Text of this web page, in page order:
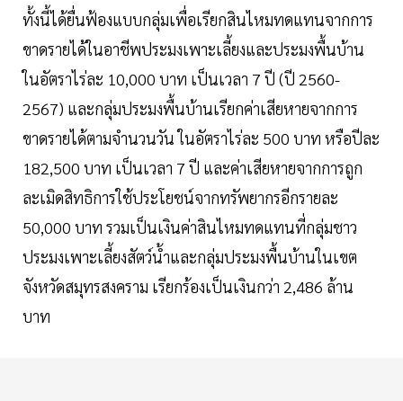
ทั้งนี้ได้ยื่นฟ้องแบบกลุ่มเพื่อเรียกสินไหมทดแทนจากการ
ขาดรายได้ในอาชีพประมงเพาะเลี้ยงและประมงพื้นบ้าน
ในอัตราไร่ละ 10,000 บาท เป็นเวลา 7 ปี (ปี 2560-
2567) และกลุ่มประมงพื้นบ้านเรียกค่าเสียหายจากการ
ขาดรายได้ตามจำนวนวัน ในอัตราไร่ละ 500 บาท หรือปีละ
182,500 บาท เป็นเวลา 7 ปี และค่าเสียหายจากการถูก
ละเมิดสิทธิการใช้ประโยชน์จากทรัพยากรอีกรายละ
50,000 บาท รวมเป็นเงินค่าสินไหมทดแทนที่กลุ่มชาว
ประมงเพาะเลี้ยงสัตว์น้ำและกลุ่มประมงพื้นบ้านในเขต
จังหวัดสมุทรสงคราม เรียกร้องเป็นเงินกว่า 2,486 ล้าน
บาท